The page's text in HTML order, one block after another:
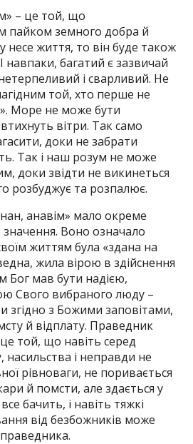
– це той, що
пайком земного добра й
життя, то він буде також
навпаки, багатий є зазвичай
і сварливий. Не
той, хто перше не
Море не може бути
вітри. Так само
доки не забрати
Так і наш розум не може
доки звідти не викинеться
розбуджує та розпалює.
анавім» мало окреме
значення. Воно означало
життям була «здана на
жила вірою в здійснення
Бог мав бути надією,
Свого вибраного люду –
згідно з Божими заповітами,
й відплату. Праведник
той, що навіть серед
насильства і неправди не
рівноваги, не поривається
й помсти, але здається у
бачить, і навіть тяжкі
від безбожників може